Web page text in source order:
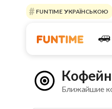
FUNTIME УКРАЇНСЬКОЮ
Ближайшие